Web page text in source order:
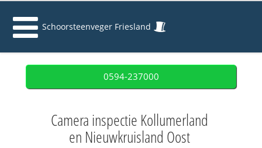
Schoorsteenveger Friesland
0594-237000
Camera inspectie Kollumerland
en Nieuwkruisland Oost